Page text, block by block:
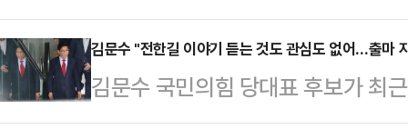
쉽다"고 평가했다.안철수 후보는
모가 일본에 비해서 절반도 안 되니
서 "일본과 똑같이 이렇게 기계적
그냥 일본의 것을 따랐다는 말 밖에
김문수 "전한길 이야기 듣는 것도 관심도 없어…출마
김문수 국민의힘 당대표 후보가 최
쏟아내는 것과 관련해 "(전 씨에 대